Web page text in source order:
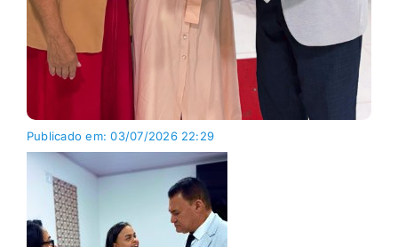
Publicado em: 03/07/2026 22:29